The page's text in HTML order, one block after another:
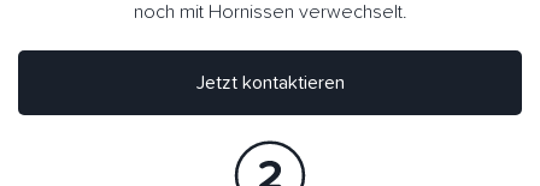
noch mit Hornissen verwechselt.
Jetzt kontaktieren